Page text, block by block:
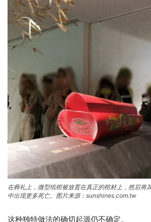
在葬礼上，微型纸棺被放置在真正的棺材上，然后将
中出现更多死亡。图片来源：sunshines.com.tw
这种独特做法的确切起源仍不确定。